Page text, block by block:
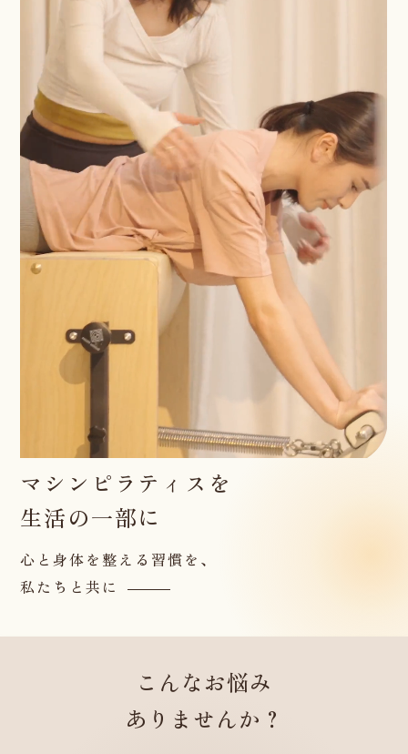
マシンピラティスを
生活の一部に
心と身体を整える習慣を、
私たちと共に
こんなお悩み
ありませんか？